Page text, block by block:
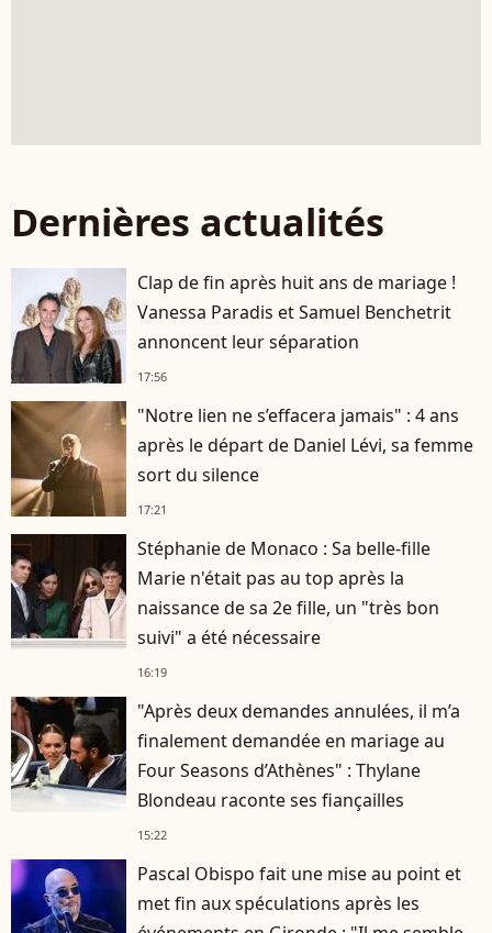
Dernières actualités
Clap de fin après huit ans de mariage !
Vanessa Paradis et Samuel Benchetrit
annoncent leur séparation
17:56
"Notre lien ne s’effacera jamais" : 4 ans
après le départ de Daniel Lévi, sa femme
sort du silence
17:21
Stéphanie de Monaco : Sa belle-fille
Marie n'était pas au top après la
naissance de sa 2e fille, un "très bon
suivi" a été nécessaire
16:19
"Après deux demandes annulées, il m’a
finalement demandée en mariage au
Four Seasons d’Athènes" : Thylane
Blondeau raconte ses fiançailles
15:22
Pascal Obispo fait une mise au point et
met fin aux spéculations après les